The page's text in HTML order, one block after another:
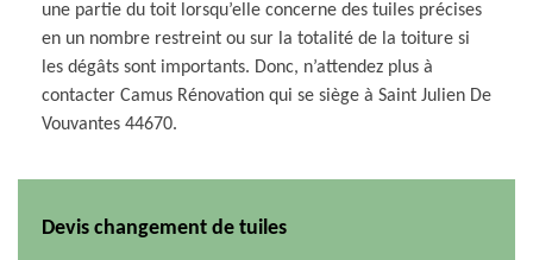
une partie du toit lorsqu’elle concerne des tuiles précises
en un nombre restreint ou sur la totalité de la toiture si
les dégâts sont importants. Donc, n’attendez plus à
contacter Camus Rénovation qui se siège à Saint Julien De
Vouvantes 44670.
Devis changement de tuiles